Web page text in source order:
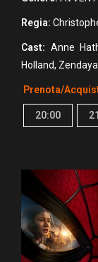
Regia:
Cast: Anne
Holland, Zendaya
Prenota/
20:00